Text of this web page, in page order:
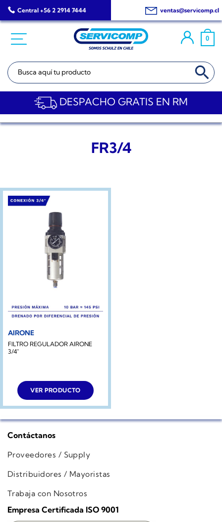
Saltar
al
Central +56 2 2914 7444 ventas@servicomp.cl
0
Buscar: BOTÓN DE
DESPACHO GRATIS EN RM
FR3/4
AIRONE
FILTRO REGULADOR AIRONE
3/4″
VER PRODUCTO
Contáctanos
Proveedores / Supply
Distribuidores / Mayoristas
Trabaja con Nosotros
Empresa Certificada ISO 9001